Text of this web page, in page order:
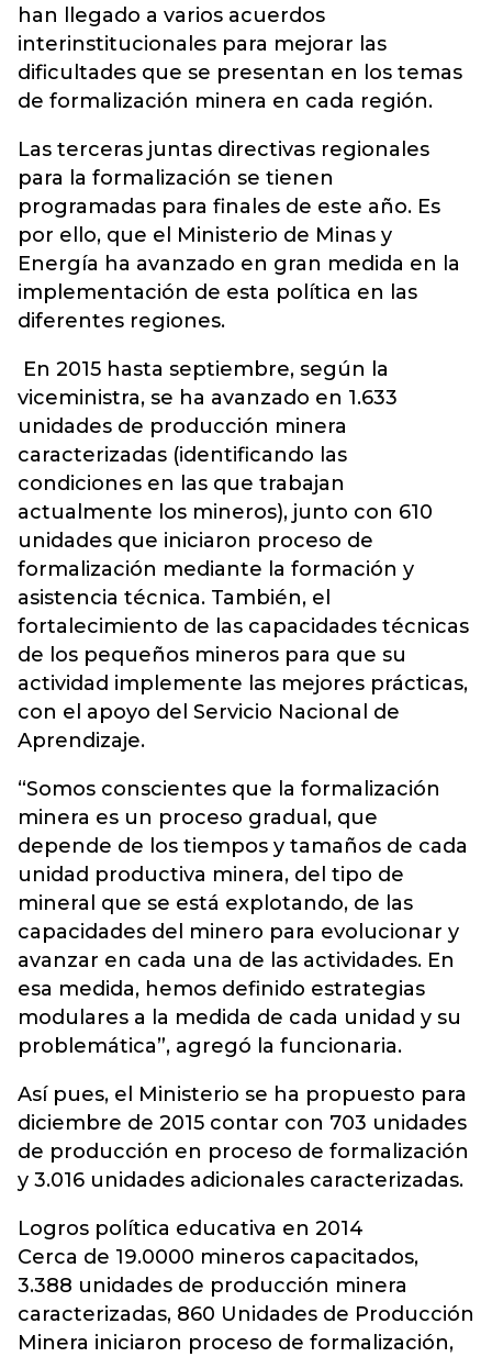
han llegado a varios acuerdos
interinstitucionales para mejorar las
dificultades que se presentan en los temas
de formalización minera en cada región.
Las terceras juntas directivas regionales
para la formalización se tienen
programadas para finales de este año. Es
por ello, que el Ministerio de Minas y
Energía ha avanzado en gran medida en la
implementación de esta política en las
diferentes regiones.
En 2015 hasta septiembre, según la
viceministra, se ha avanzado en 1.633
unidades de producción minera
caracterizadas (identificando las
condiciones en las que trabajan
actualmente los mineros), junto con 610
unidades que iniciaron proceso de
formalización mediante la formación y
asistencia técnica. También, el
fortalecimiento de las capacidades técnicas
de los pequeños mineros para que su
actividad implemente las mejores prácticas,
con el apoyo del Servicio Nacional de
Aprendizaje.
“Somos conscientes que la formalización
minera es un proceso gradual, que
depende de los tiempos y tamaños de cada
unidad productiva minera, del tipo de
mineral que se está explotando, de las
capacidades del minero para evolucionar y
avanzar en cada una de las actividades. En
esa medida, hemos definido estrategias
modulares a la medida de cada unidad y su
problemática”, agregó la funcionaria.
Así pues, el Ministerio se ha propuesto para
diciembre de 2015 contar con 703 unidades
de producción en proceso de formalización
y 3.016 unidades adicionales caracterizadas.
Logros política educativa en 2014
Cerca de 19.0000 mineros capacitados,
3.388 unidades de producción minera
caracterizadas, 860 Unidades de Producción
Minera iniciaron proceso de formalización,